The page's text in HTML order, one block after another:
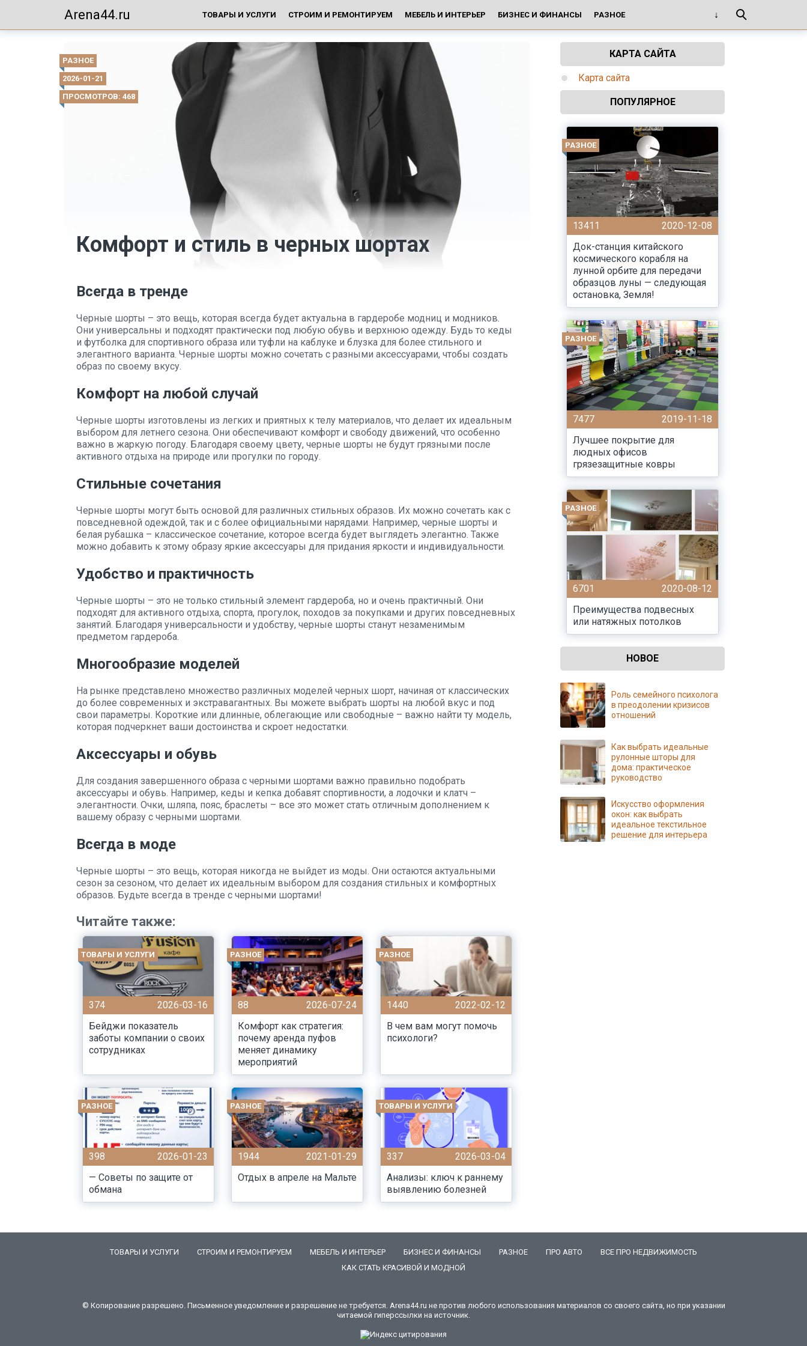
Arena44.ru ТОВАРЫ И УСЛУГИ СТРОИМ И РЕМОНТИРУЕМ МЕБЕЛЬ И ИНТЕРЬЕР БИЗНЕС И ФИНАНСЫ РАЗНОЕ
РАЗНОЕ
2026-01-21
ПРОСМОТРОВ: 468
Комфорт и стиль в черных шортах
Всегда в тренде
Черные шорты – это вещь, которая всегда будет актуальна в гардеробе модниц и модников.
Они универсальны и подходят практически под любую обувь и верхнюю одежду. Будь то кеды
и футболка для спортивного образа или туфли на каблуке и блузка для более стильного и
элегантного варианта. Черные шорты можно сочетать с разными аксессуарами, чтобы создать
образ по своему вкусу.
Комфорт на любой случай
Черные шорты изготовлены из легких и приятных к телу материалов, что делает их идеальным
выбором для летнего сезона. Они обеспечивают комфорт и свободу движений, что особенно
важно в жаркую погоду. Благодаря своему цвету, черные шорты не будут грязными после
активного отдыха на природе или прогулки по городу.
Стильные сочетания
Черные шорты могут быть основой для различных стильных образов. Их можно сочетать как с
повседневной одеждой, так и с более официальными нарядами. Например, черные шорты и
белая рубашка – классическое сочетание, которое всегда будет выглядеть элегантно. Также
можно добавить к этому образу яркие аксессуары для придания яркости и индивидуальности.
Удобство и практичность
Черные шорты – это не только стильный элемент гардероба, но и очень практичный. Они
подходят для активного отдыха, спорта, прогулок, походов за покупками и других повседневных
занятий. Благодаря универсальности и удобству, черные шорты станут незаменимым
предметом гардероба.
Многообразие моделей
На рынке представлено множество различных моделей черных шорт, начиная от классических
до более современных и экстравагантных. Вы можете выбрать шорты на любой вкус и под
свои параметры. Короткие или длинные, облегающие или свободные – важно найти ту модель,
которая подчеркнет ваши достоинства и скроет недостатки.
Аксессуары и обувь
Для создания завершенного образа с черными шортами важно правильно подобрать
аксессуары и обувь. Например, кеды и кепка добавят спортивности, а лодочки и клатч –
элегантности. Очки, шляпа, пояс, браслеты – все это может стать отличным дополнением к
вашему образу с черными шортами.
Всегда в моде
Черные шорты – это вещь, которая никогда не выйдет из моды. Они остаются актуальными
сезон за сезоном, что делает их идеальным выбором для создания стильных и комфортных
образов. Будьте всегда в тренде с черными шортами!
Читайте также:
ТОВАРЫ И УСЛУГИ
374
2026-03-16
Бейджи показатель
заботы компании о своих
сотрудниках
РАЗНОЕ
88
2026-07-24
Комфорт как стратегия:
почему аренда пуфов
меняет динамику
мероприятий
РАЗНОЕ
1440
2022-02-12
В чем вам могут помочь
психологи?
РАЗНОЕ
398
2026-01-23
— Советы по защите от
обмана
РАЗНОЕ
1944
2021-01-29
Отдых в апреле на Мальте
ТОВАРЫ И УСЛУГИ
337
2026-03-04
Анализы: ключ к раннему
выявлению болезней
КАРТА САЙТА
Карта сайта
ПОПУЛЯРНОЕ
РАЗНОЕ
13411
2020-12-08
Док-станция китайского
космического корабля на
лунной орбите для передачи
образцов луны — следующая
остановка, Земля!
РАЗНОЕ
7477
2019-11-18
Лучшее покрытие для
людных офисов
грязезащитные ковры
РАЗНОЕ
6701
2020-08-12
Преимущества подвесных
или натяжных потолков
НОВОЕ
Роль семейного психолога
в преодолении кризисов
отношений
Как выбрать идеальные
рулонные шторы для
дома: практическое
руководство
Искусство оформления
окон: как выбрать
идеальное текстильное
решение для интерьера
ТОВАРЫ И УСЛУГИ СТРОИМ И РЕМОНТИРУЕМ МЕБЕЛЬ И ИНТЕРЬЕР БИЗНЕС И ФИНАНСЫ РАЗНОЕ ПРО АВТО
ВСЕ ПРО НЕДВИЖИМОСТЬ
КАК СТАТЬ КРАСИВОЙ И МОДНОЙ
© Копирование разрешено. Письменное уведомление и разрешение не требуется. Arena44.ru не против любого использования материалов со своего сайта, но при указании
читаемой гиперссылки на источник.